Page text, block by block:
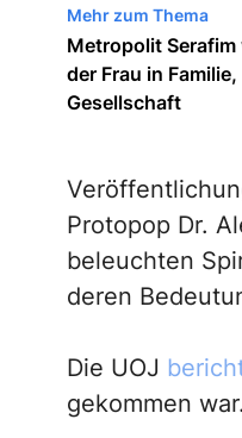
Mehr zum Thema
Metropolit Serafim
der Frau in
Gesellschaft
Protopop Dr.
beleuchten
deren
Die UOJ
gekommen war.